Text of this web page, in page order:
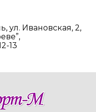
ул. Ивановская, 2,
13